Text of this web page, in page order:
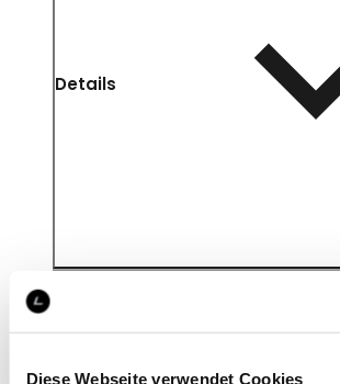
Diese Webseite verwendet Cookies
Details